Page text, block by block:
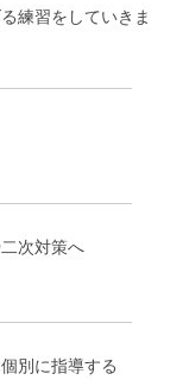
練習をしていきま
次対策へ
別に指導する